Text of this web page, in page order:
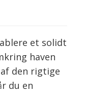
et solidt
haven
den rigtige
du en